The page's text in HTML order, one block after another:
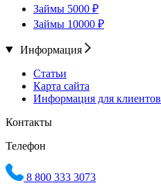
Займы 5000 ₽
Займы 10000 ₽
Информация
Статьи
Карта сайта
Информация для клиентов
Контакты
Телефон
8 800 333 3073